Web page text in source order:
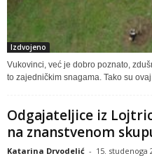
Izdvojeno
Vukovinci, već je dobro poznato,
to zajedničkim snagama. Tako su
Odgajateljice iz
na znanstvenom
Katarina Drvodelić - 15. studenoga